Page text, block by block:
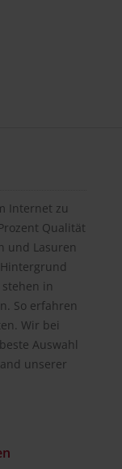
Internet zu
Qualität
und Lasuren
in
So erfahren
Wir bei
Auswahl
unserer